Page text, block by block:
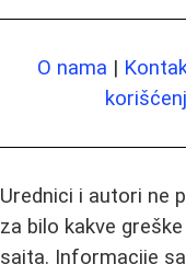
O nama |
Urednici i autori ne
za bilo kakve
sajta. Informacije